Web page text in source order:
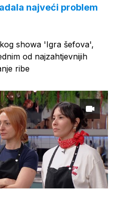
najveći problem
showa 'Igra šefova',
od najzahtjevnijih
ribe